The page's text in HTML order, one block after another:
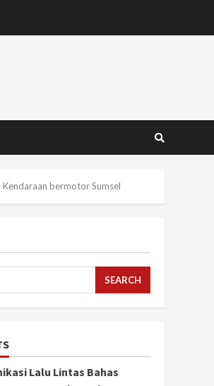
bermotor Sumsel
SEARCH
Lalu Lintas Bahas